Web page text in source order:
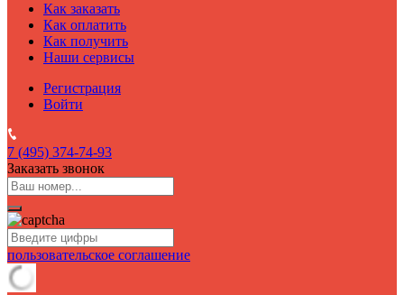
Как заказать
Как оплатить
Как получить
Наши сервисы
Регистрация
Войти
7 (495) 374-74-93
Заказать звонок
пользовательское соглашение